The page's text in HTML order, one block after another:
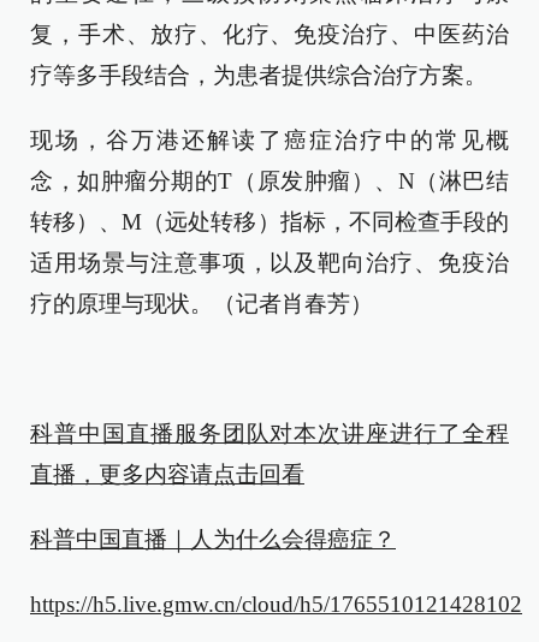
复，手术、放疗、化疗、免疫治疗、中医药治
疗等多手段结合，为患者提供综合治疗方案。
现场，谷万港还解读了癌症治疗中的常见概
念，如肿瘤分期的T（原发肿瘤）、N（淋巴结
转移）、M（远处转移）指标，不同检查手段的
适用场景与注意事项，以及靶向治疗、免疫治
疗的原理与现状。（记者肖春芳）
科普中国直播服务团队对本次讲座进行了全程
直播，更多内容请点击回看
科普中国直播｜人为什么会得癌症？
https://h5.live.gmw.cn/cloud/h5/1765510121428102